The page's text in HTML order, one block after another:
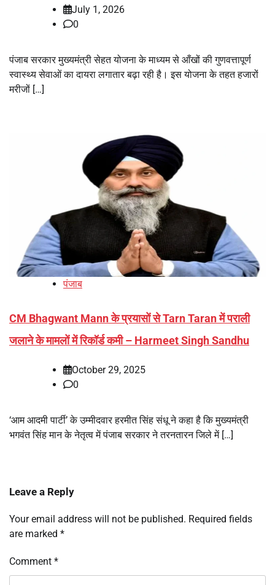
July 1, 2026
0
पंजाब सरकार मुख्यमंत्री सेहत योजना के माध्यम से आँखों की गुणवत्तापूर्ण
स्वास्थ्य सेवाओं का दायरा लगातार बढ़ा रही है। इस योजना के तहत हजारों
मरीजों […]
पंजाब
CM Bhagwant Mann के प्रयासों से Tarn Taran में पराली
जलाने के मामलों में रिकॉर्ड कमी – Harmeet Singh Sandhu
October 29, 2025
0
‘आम आदमी पार्टी’ के उम्मीदवार हरमीत सिंह संधू ने कहा है कि मुख्यमंत्री
भगवंत सिंह मान के नेतृत्व में पंजाब सरकार ने तरनतारन जिले में […]
Leave a Reply
Your email address will not be published. Required fields
are marked *
Comment *